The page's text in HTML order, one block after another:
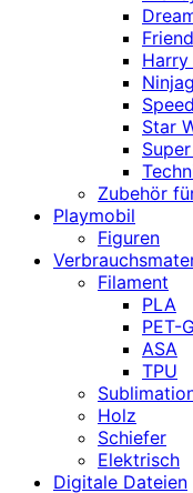
Star
Zubehör
Playmobil
Figuren
Filament
PLA
PET-G
ASA
TPU
Holz
Schiefer
Elektrisch
Digitale Dateien